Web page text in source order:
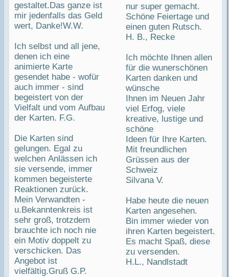
gestaltet.Das ganze ist
mir jedenfalls das Geld
wert, Danke!W.W.
Ich selbst und all jene,
denen ich eine
animierte Karte
gesendet habe - wofür
auch immer - sind
begeistert von der
Vielfalt und vom Aufbau
der Karten. F.G.
Die Karten sind
gelungen. Egal zu
welchen Anlässen ich
sie versende, immer
kommen begeisterte
Reaktionen zurück.
Mein Verwandten -
u.Bekanntenkreis ist
sehr groß, trotzdem
brauchte ich noch nie
ein Motiv doppelt zu
verschicken. Das
Angebot ist
vielfältig.Gruß G.P.
nur super gemacht.
Schöne Feiertage und
einen guten Rutsch.
H. B., Recke
Ich möchte Ihnen allen
für die wunerschönen
Karten danken und
wünsche
Ihnen im Neuen Jahr
viel Erfog, viele
kreative, lustige und
schöne
Ideen für Ihre Karten.
Mit freundlichen
Grüssen aus der
Schweiz
Silvana V.
Habe heute die neuen
Karten angesehen.
Bin immer wieder von
ihren Karten begeistert.
Es macht Spaß, diese
zu versenden.
H.L., Nandlstadt